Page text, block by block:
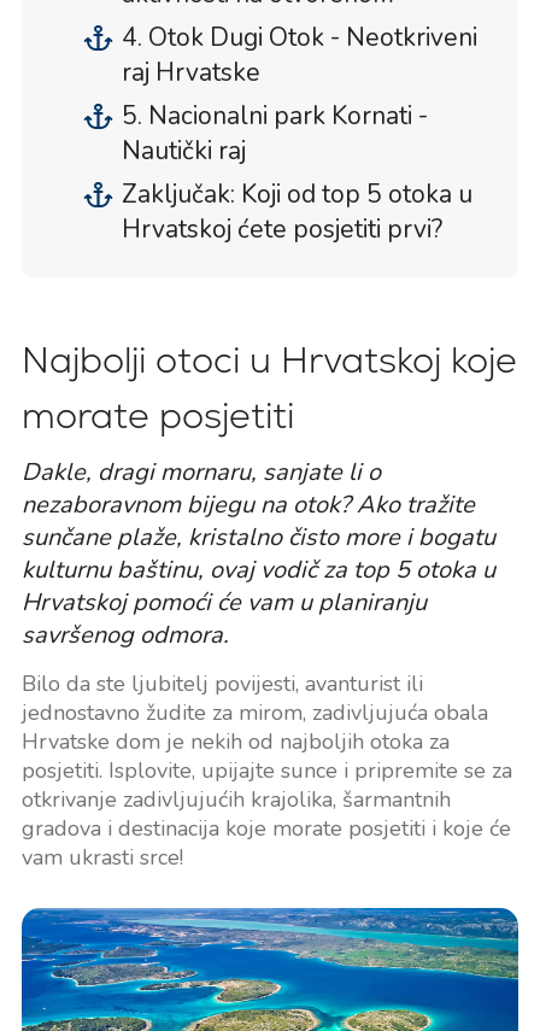
4. Otok Dugi Otok - Neotkriveni
raj Hrvatske
5. Nacionalni park Kornati -
Nautički raj
Zaključak: Koji od top 5 otoka u
Hrvatskoj ćete posjetiti prvi?
Najbolji otoci u Hrvatskoj koje
morate posjetiti
Dakle, dragi mornaru, sanjate li o
nezaboravnom bijegu na otok? Ako tražite
sunčane plaže, kristalno čisto more i bogatu
kulturnu baštinu, ovaj vodič za top 5 otoka u
Hrvatskoj pomoći će vam u planiranju
savršenog odmora.
Bilo da ste ljubitelj povijesti, avanturist ili
jednostavno žudite za mirom, zadivljujuća obala
Hrvatske dom je nekih od najboljih otoka za
posjetiti. Isplovite, upijajte sunce i pripremite se za
otkrivanje zadivljujućih krajolika, šarmantnih
gradova i destinacija koje morate posjetiti i koje će
vam ukrasti srce!